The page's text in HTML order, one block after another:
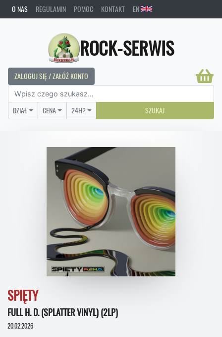
O NAS REGULAMIN POMOC KONTAKT EN
ROCK-SERWIS
ZALOGUJ SIĘ / ZAŁÓŻ KONTO
DZIAŁ CENA 24H? SZUKAJ
SPIĘTY
FULL H. D. (SPLATTER VINYL) (2LP)
20.02.2026